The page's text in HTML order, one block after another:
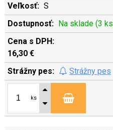
S
Na sklade (3
16,30 €
Strážny pes
ks